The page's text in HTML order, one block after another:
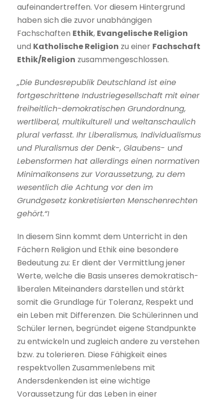
aufeinandertreffen. Vor diesem Hintergrund
haben sich die zuvor unabhängigen
Fachschaften Ethik, Evangelische Religion
und Katholische Religion zu einer Fachschaft
Ethik/Religion zusammengeschlossen.
„Die Bundesrepublik Deutschland ist eine
fortgeschrittene Industriegesellschaft mit einer
freiheitlich-demokratischen Grundordnung,
wertliberal, multikulturell und weltanschaulich
plural verfasst. Ihr Liberalismus, Individualismus
und Pluralismus der Denk-, Glaubens- und
Lebensformen hat allerdings einen normativen
Minimalkonsens zur Voraussetzung, zu dem
wesentlich die Achtung vor den im
Grundgesetz konkretisierten Menschenrechten
gehört.“1
In diesem Sinn kommt dem Unterricht in den
Fächern Religion und Ethik eine besondere
Bedeutung zu: Er dient der Vermittlung jener
Werte, welche die Basis unseres demokratisch-
liberalen Miteinanders darstellen und stärkt
somit die Grundlage für Toleranz, Respekt und
ein Leben mit Differenzen. Die Schülerinnen und
Schüler lernen, begründet eigene Standpunkte
zu entwickeln und zugleich andere zu verstehen
bzw. zu tolerieren. Diese Fähigkeit eines
respektvollen Zusammenlebens mit
Andersdenkenden ist eine wichtige
Voraussetzung für das Leben in einer